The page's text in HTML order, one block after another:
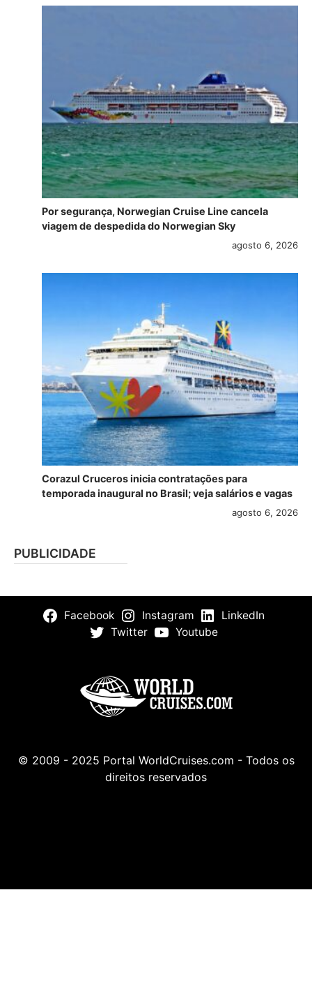
Por segurança, Norwegian Cruise Line cancela
viagem de despedida do Norwegian Sky
agosto 6, 2026
Corazul Cruceros inicia contratações para
temporada inaugural no Brasil; veja salários e vagas
agosto 6, 2026
PUBLICIDADE
Facebook Instagram
LinkedIn
Twitter
Youtube
© 2009 - 2025 Portal WorldCruises.com - Todos os
direitos reservados